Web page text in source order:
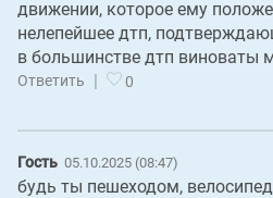
движении, которое ему
нелепейшее дтп,
в большинстве дтп виноваты
Ответить | 0
Гость 05.10.2025 (08:47)
будь ты пешеходом,